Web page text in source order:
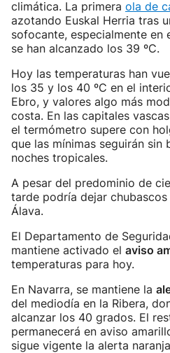
climática. La primera ola de
azotando Euskal Herria tras
sofocante, especialmente en
se han alcanzado los 39 ºC.
Hoy las temperaturas han
los 35 y los 40 ºC en el
Ebro, y valores algo más
costa. En las capitales
el termómetro supere con
que las mínimas seguirán sin
noches tropicales.
A pesar del predominio de
tarde podría dejar
Álava.
El Departamento de
mantiene activado el aviso
temperaturas para hoy.
En Navarra, se mantiene la
del mediodía en la Ribera,
alcanzar los 40 grados. El
permanecerá en aviso
sigue vigente la alerta